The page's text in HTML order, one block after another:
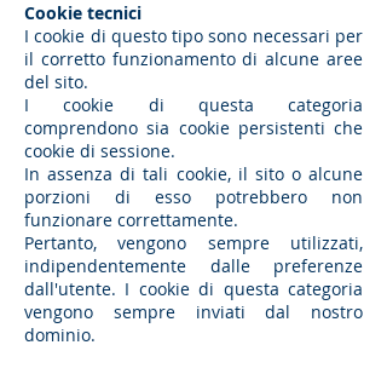
Cookie tecnici
I cookie di questo tipo sono necessari per
il corretto funzionamento di alcune aree
del sito.
I cookie di questa categoria
comprendono sia cookie persistenti che
cookie di sessione.
In assenza di tali cookie, il sito o alcune
porzioni di esso potrebbero non
funzionare correttamente.
Pertanto, vengono sempre utilizzati,
indipendentemente dalle preferenze
dall'utente. I cookie di questa categoria
vengono sempre inviati dal nostro
dominio.